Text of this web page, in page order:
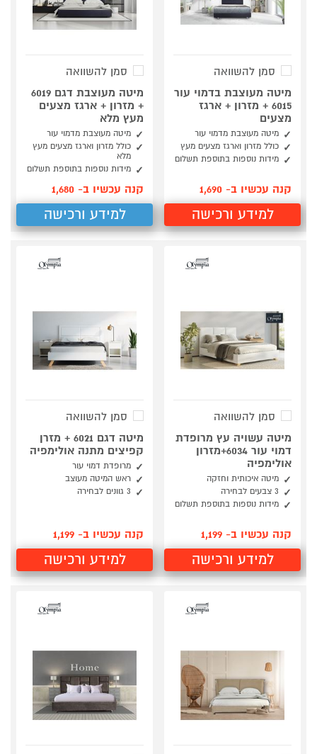
סמן להשוואה
מיטה מעוצבת בדמוי עור
6015 + מזרון + ארגז
מצעים
מיטה מעוצבת מדמוי עור
כולל מזרון וארגז מצעים מעץ
מידות נוספות בתוספת תשלום
קנה עכשיו ב- 1,690
למידע ורכישה
סמן להשוואה
מיטה מעוצבת דגם 6019
+ מזרון + ארגז מצעים
מעץ מלא
מיטה מעוצבת מדמוי עור
כולל מזרון וארגז מצעים מעץ
מלא
מידות נוספות בתוספת תשלום
קנה עכשיו ב- 1,680
למידע ורכישה
סמן להשוואה
מיטה עשויה עץ מרופדת
דמוי עור 6034+מזרון
אולימפיה
מיטה איכותית וחזקה
3 צבעים לבחירה
מידות נוספות בתוספת תשלום
קנה עכשיו ב- 1,199
למידע ורכישה
סמן להשוואה
מיטה דגם 6021 + מזרן
קפיצים מתנה אולימפיה
מרופדת דמוי עור
ראש המיטה מעוצב
3 גוונים לבחירה
קנה עכשיו ב- 1,199
למידע ורכישה